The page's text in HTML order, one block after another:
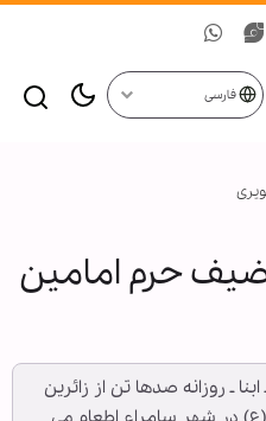
فارسی
حرم امامین
ـ روزانه صدها تن از زائرین